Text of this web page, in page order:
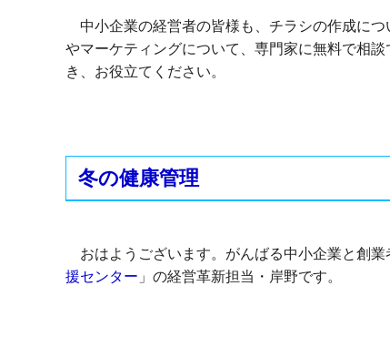
中小企業の経営者の皆様も、チラシの作成に
やマーケティングについて、専門家に無料で相談
き、お役立てください。
冬の健康管理
おはようございます。がんばる中小企業と創業
援センター 」の経営革新担当・岸野です。